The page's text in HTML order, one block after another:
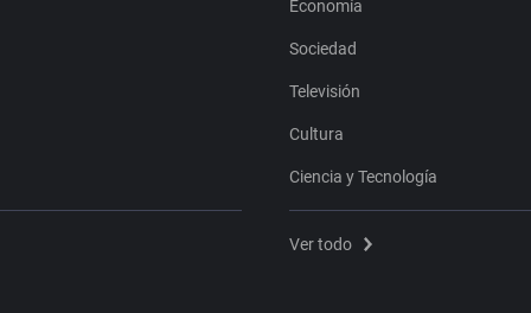
Economía
Sociedad
Televisión
Cultura
Ciencia y Tecnología
Ver todo